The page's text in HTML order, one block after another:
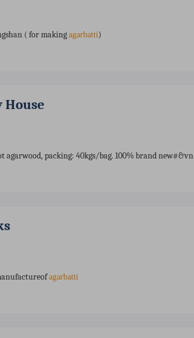
( for makingagarbatti)
House
agarwood, packing: 40kgs/bag. 100% brand new#&vn
agarbatti